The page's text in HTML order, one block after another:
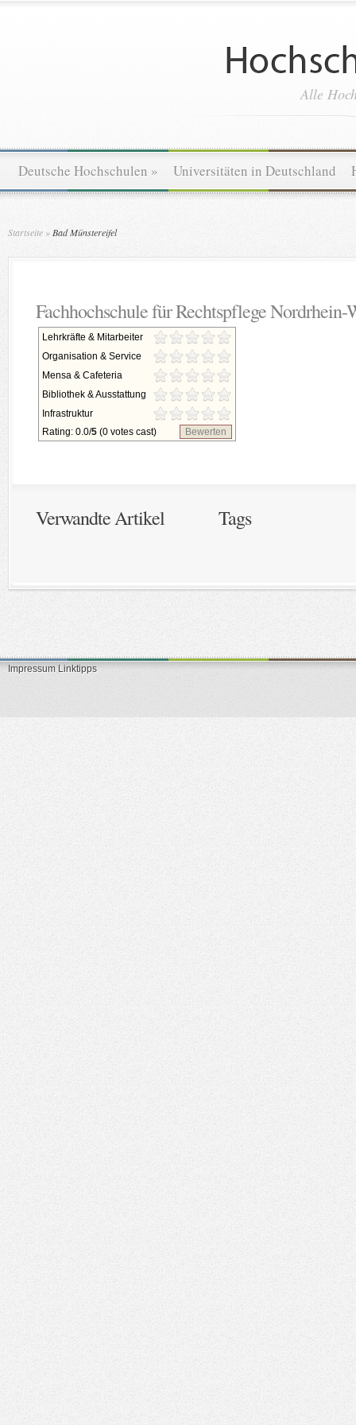
Alle
Deutsche Hochschulen » Universitäten in Deutschland
Startseite » Bad Münstereifel
Fachhochschule für Rechtspflege
Lehrkräfte & Mitarbeiter
Organisation & Service
Mensa & Cafeteria
Bibliothek & Ausstattung
Infrastruktur
Rating: 0.0/5 (0 votes cast) Bewerten
Verwandte Artikel Tags
Impressum Linktipps